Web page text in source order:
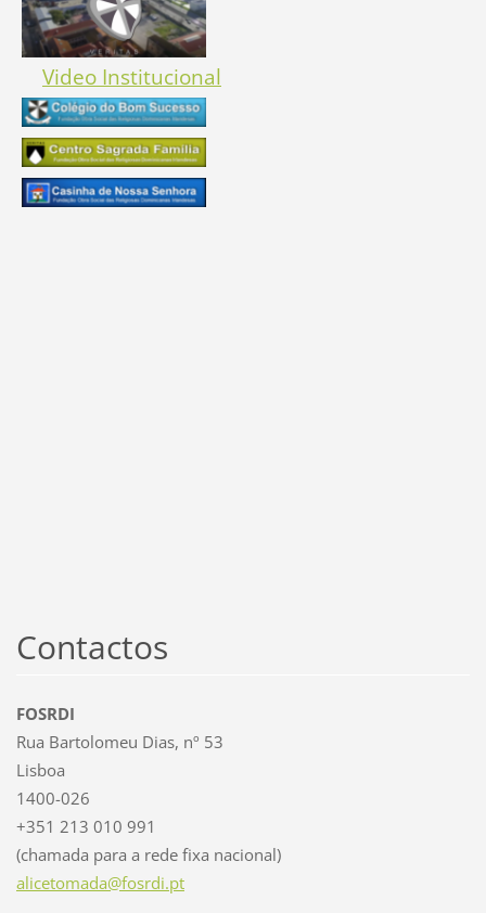
Video Institucional
Contactos
FOSRDI
Rua Bartolomeu Dias, nº 53
Lisboa
1400-026
+351 213 010 991
(chamada para a rede fixa nacional)
alicetomada@fosrdi.pt